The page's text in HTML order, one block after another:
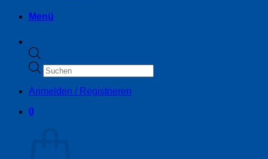
Products
search
Anmelden / Registrieren
0
Menü